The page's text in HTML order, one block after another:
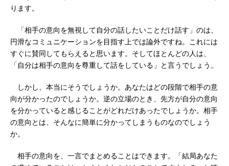
ります。
「相手の意向を無視して自分の話したいことだけ話す」のは、
円滑なコミュニケーションを目指す上では論外ですね。これには
すぐに賛同してもらえると思います。そしてほとんどの人は、
「自分は相手の意向を尊重して話をしている」と言うでしょう。
しかし、本当にそうでしょうか。あなたはどの段階で相手の意
向が分かったのでしょうか。逆の立場のとき、先方が自分の意向
を分かっていると感じることがどれだけあったでしょうか。相手
の意向とは、そんなに簡単に分かってしまうものなのでしょう
か。
相手の意向を、一言でまとめることはできます。「結局あなた